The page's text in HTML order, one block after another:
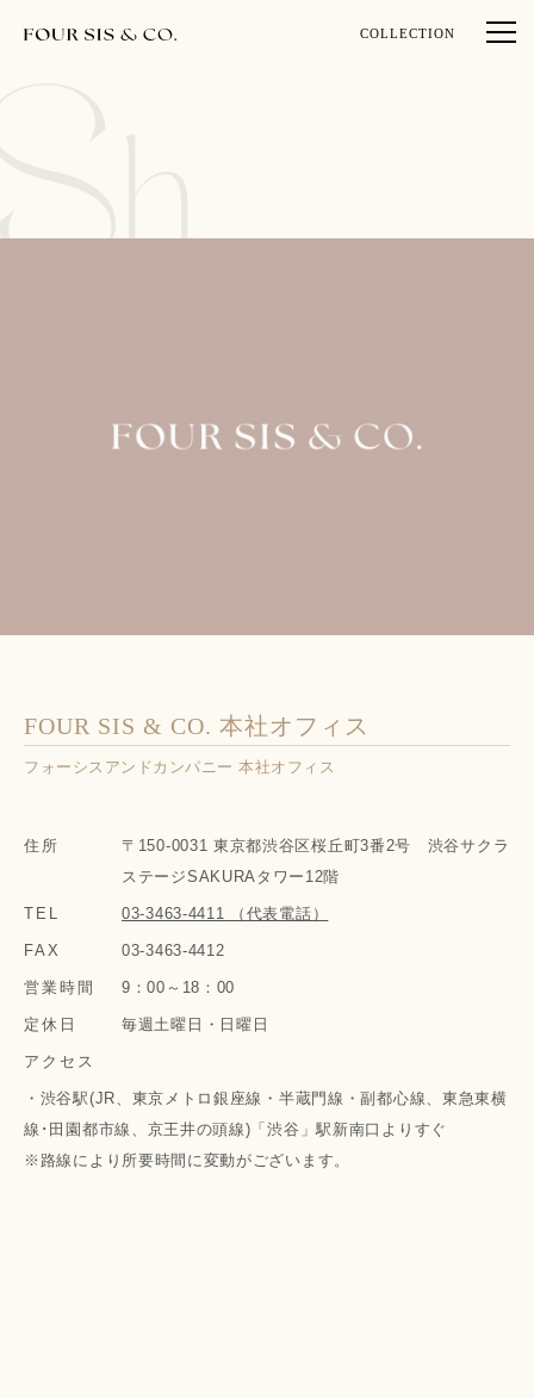
COLLECTION
FOUR SIS & CO. 本社オフィス
フォーシスアンドカンパニー 本社オフィス
住所
〒150-0031 東京都渋谷区桜丘町3番2号 渋谷サクラ
ステージSAKURAタワー12階
TEL 03-3463-4411 （代表電話）
FAX 03-3463-4412
営業時間 9：00～18：00
定休日 毎週土曜日・日曜日
アクセス
・渋谷駅(JR、東京メトロ銀座線・半蔵門線・副都心線、東急東横
線･田園都市線、京王井の頭線)「渋谷」駅新南口よりすぐ
※路線により所要時間に変動がございます。